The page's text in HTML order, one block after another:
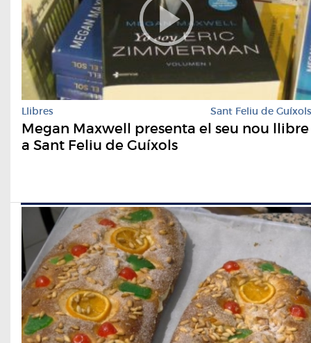
Llibres Sant Feliu de Guíxols
Megan Maxwell presenta el seu nou llibre
a Sant Feliu de Guíxols